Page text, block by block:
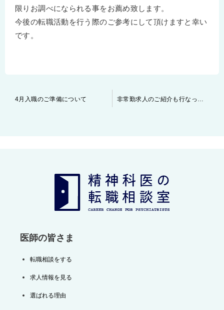
限りお調べになられる事をお薦め致します。
今後の転職活動を行う際のご参考にして頂けますと幸い
です。
4月入職のご準備について 非常勤求人のご紹介も行なっております
医師の皆さま
転職相談をする
求人情報を見る
選ばれる理由